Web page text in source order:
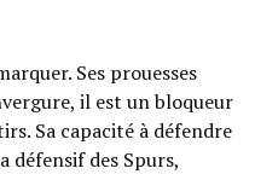
Ses prouesses
il est un bloqueur
Sa capacité à défendre
défensif des Spurs,